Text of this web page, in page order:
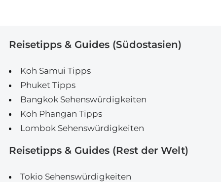
Reisetipps & Guides (Südostasien)
Koh Samui Tipps
Phuket Tipps
Bangkok Sehenswürdigkeiten
Koh Phangan Tipps
Lombok Sehenswürdigkeiten
Reisetipps & Guides (Rest der Welt)
Tokio Sehenswürdigkeiten